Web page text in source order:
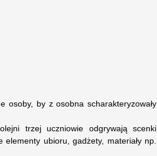
osoby, by z osobna scharakteryzowały
trzej uczniowie odgrywają scenki
ubioru, gadżety, materiały np.